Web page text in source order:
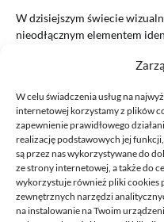
W celu świadczenia usług na
internetowej korzystamy z plików
zapewnienie prawidłowego
realizację podstawowych jej
są przez nas wykorzystywane do
ze strony internetowej, a także do
wykorzystuje również pliki cookies
zewnętrznych narzędzi
na instalowanie na Twoim
W dzisiejszym świecie
nieodłącznym elementem
READ MORE